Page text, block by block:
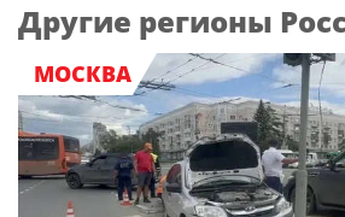
Другие регионы
МОСКВА